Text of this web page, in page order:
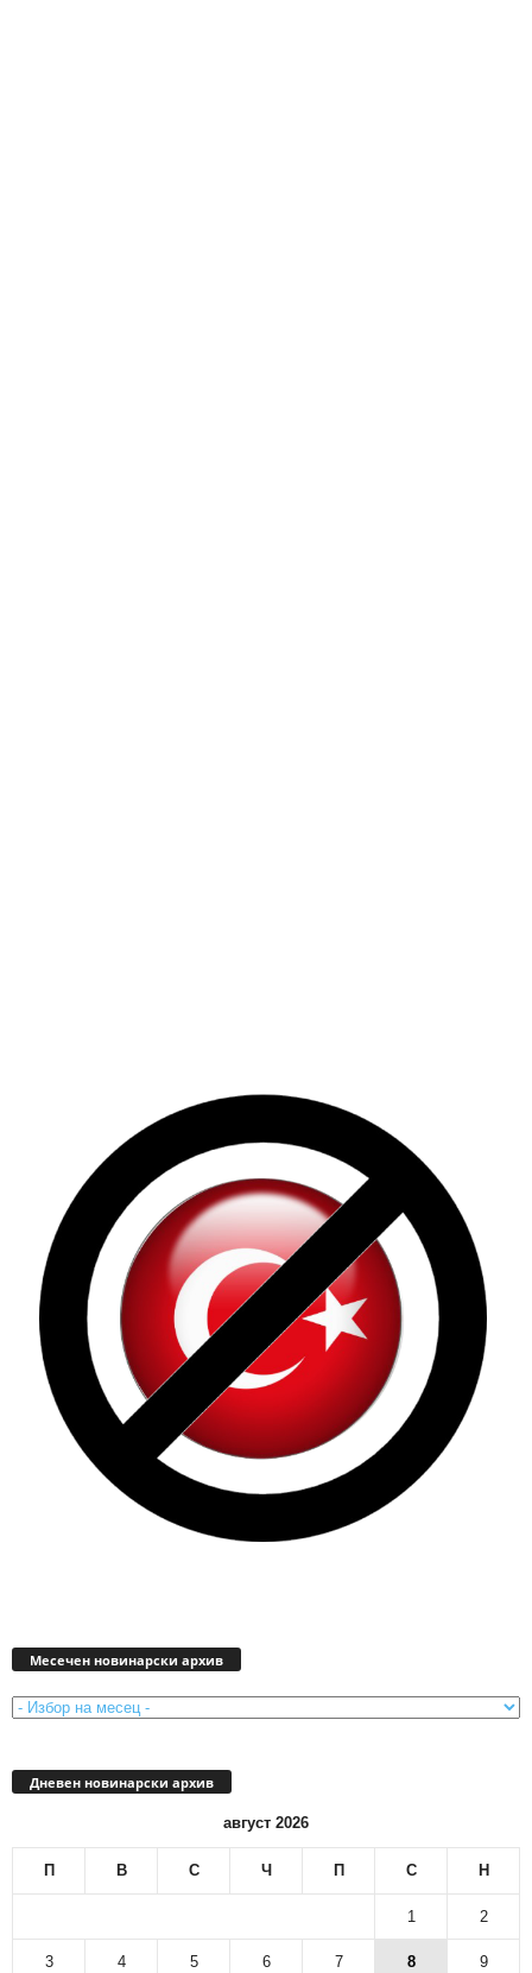
Месечен новинарски архив
Дневен новинарски архив
август 2026
П В С Ч П С Н
1 2
3 4 5 6 7 8 9